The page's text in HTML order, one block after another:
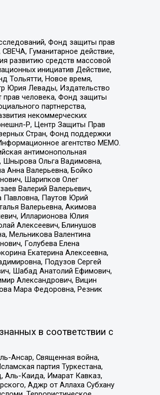
Фонд защиты прав
Гуманитарное действие,
развитию средств массовой
инициатив Действие,
Тольятти, Новое время,
Юрия Левады, Издательство
прав человека, Фонд защиты
партнерства,
некоммерческих
Р, Центр Защиты Прав
Стран, Фонд поддержки
агентство МЕМО.
антимонопольная
Шнырова Ольга Вадимовна,
Анна Валерьевна, Бойко
Шарипков Олег
Валерий Валерьевич,
Павловна, Паутов Юрий
Валерьевна, Акимова
Илларионова Юлия
Алексеевич, Блинушов
Мельникова Валентина
Голубева Елена
Екатерина Алексеевна,
Подузов Сергей
Шабад Анатолий Ефимович,
Александрович, Вицин
Мара Федоровна, Резник
в соответствии с
Ансар, Священная война,
партия Туркестана,
Каида, Имарат Кавказ,
Аджр от Аллаха Субхану